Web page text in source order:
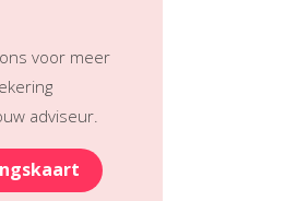
voor meer
adviseur.